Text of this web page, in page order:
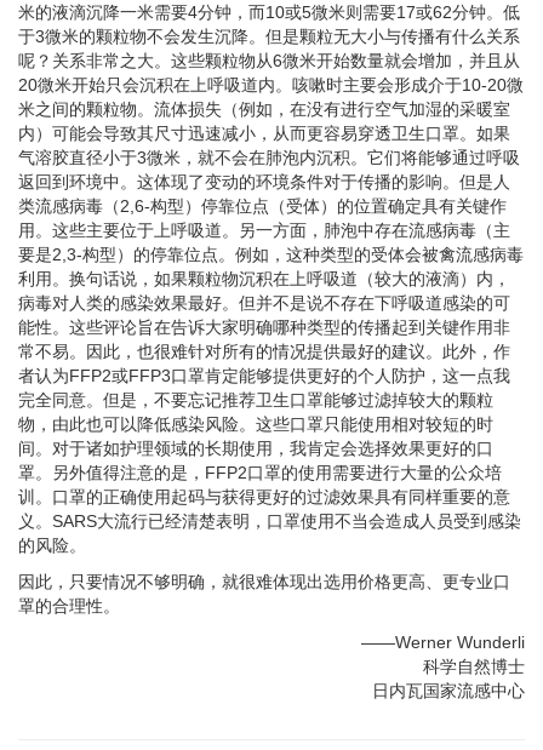
米的液滴沉降一米需要4分钟，而10或5微米则需要17或62分钟。低
于3微米的颗粒物不会发生沉降。但是颗粒无大小与传播有什么关系
呢？关系非常之大。这些颗粒物从6微米开始数量就会增加，并且从
20微米开始只会沉积在上呼吸道内。咳嗽时主要会形成介于10-20微
米之间的颗粒物。流体损失（例如，在没有进行空气加湿的采暖室
内）可能会导致其尺寸迅速减小，从而更容易穿透卫生口罩。如果
气溶胶直径小于3微米，就不会在肺泡内沉积。它们将能够通过呼吸
返回到环境中。这体现了变动的环境条件对于传播的影响。但是人
类流感病毒（2,6-构型）停靠位点（受体）的位置确定具有关键作
用。这些主要位于上呼吸道。另一方面，肺泡中存在流感病毒（主
要是2,3-构型）的停靠位点。例如，这种类型的受体会被禽流感病毒
利用。换句话说，如果颗粒物沉积在上呼吸道（较大的液滴）内，
病毒对人类的感染效果最好。但并不是说不存在下呼吸道感染的可
能性。这些评论旨在告诉大家明确哪种类型的传播起到关键作用非
常不易。因此，也很难针对所有的情况提供最好的建议。此外，作
者认为FFP2或FFP3口罩肯定能够提供更好的个人防护，这一点我
完全同意。但是，不要忘记推荐卫生口罩能够过滤掉较大的颗粒
物，由此也可以降低感染风险。这些口罩只能使用相对较短的时
间。对于诸如护理领域的长期使用，我肯定会选择效果更好的口
罩。另外值得注意的是，FFP2口罩的使用需要进行大量的公众培
训。口罩的正确使用起码与获得更好的过滤效果具有同样重要的意
义。SARS大流行已经清楚表明，口罩使用不当会造成人员受到感染
的风险。
因此，只要情况不够明确，就很难体现出选用价格更高、更专业口
罩的合理性。
——Werner Wunderli
科学自然博士
日内瓦国家流感中心